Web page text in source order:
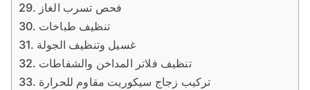
فحص تسرب الغاز
تنظيف طباخات
غسيل وتنظيف الجولة
تنظيف فلاتر المداخن والشفاطات
تركيب زجاج سيكوريت مقاوم للحرارة